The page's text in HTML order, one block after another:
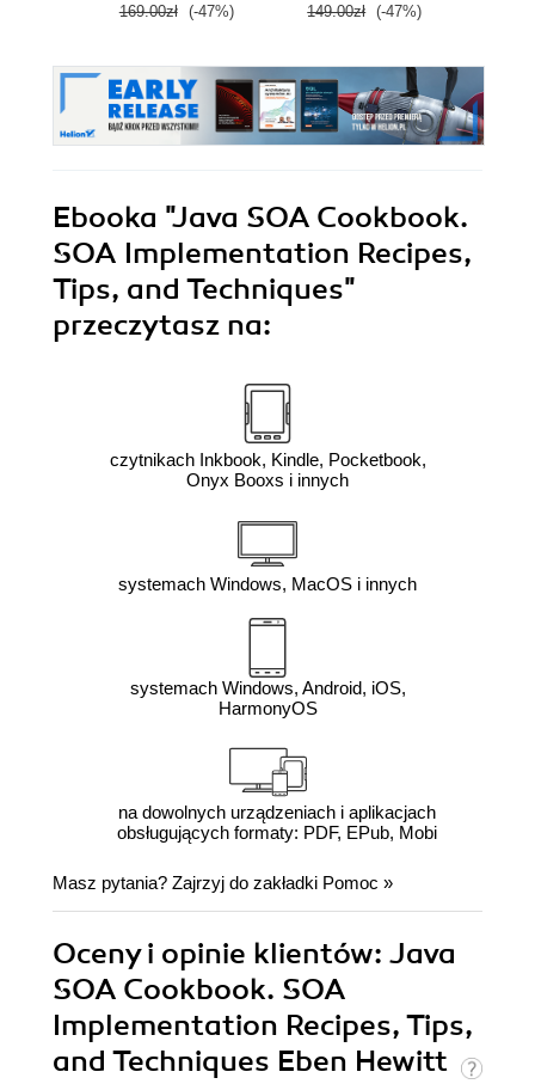
169.00zł (-47%) 149.00zł (-47%)
Ebooka "Java SOA Cookbook.
SOA Implementation Recipes,
Tips, and Techniques"
przeczytasz na:
czytnikach Inkbook, Kindle, Pocketbook,
Onyx Booxs i innych
systemach Windows, MacOS i innych
systemach Windows, Android, iOS,
HarmonyOS
na dowolnych urządzeniach i aplikacjach
obsługujących formaty: PDF, EPub, Mobi
Masz pytania? Zajrzyj do zakładki Pomoc »
Oceny i opinie klientów: Java
SOA Cookbook. SOA
Implementation Recipes, Tips,
and Techniques Eben Hewitt